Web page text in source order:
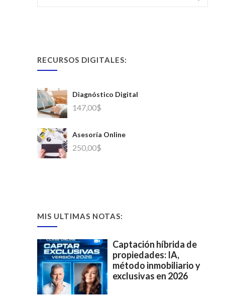
RECURSOS DIGITALES:
Diagnóstico Digital
147,00$
Asesoría Online
250,00$
MIS ULTIMAS NOTAS:
Captación híbrida de
propiedades: IA,
método inmobiliario y
exclusivas en 2026